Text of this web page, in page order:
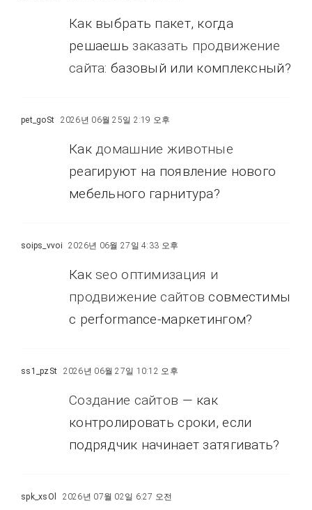
Как выбрать пакет, когда
решаешь заказать продвижение
сайта: базовый или комплексный?
pet_goSt 2026년 06월 25일 2:19 오후
Какдомашние животные
реагируют на появление нового
мебельного гарнитура?
soips_vvoi 2026년 06월 27일 4:33 오후
Как seo оптимизация и
продвижение сайтов совместимы
с performance-маркетингом?
ss1_pzSt 2026년 06월 27일 10:12 오후
Создание сайтов — как
контролировать сроки, если
подрядчик начинает затягивать?
spk_xsOl 2026년 07월 02일 6:27 오전